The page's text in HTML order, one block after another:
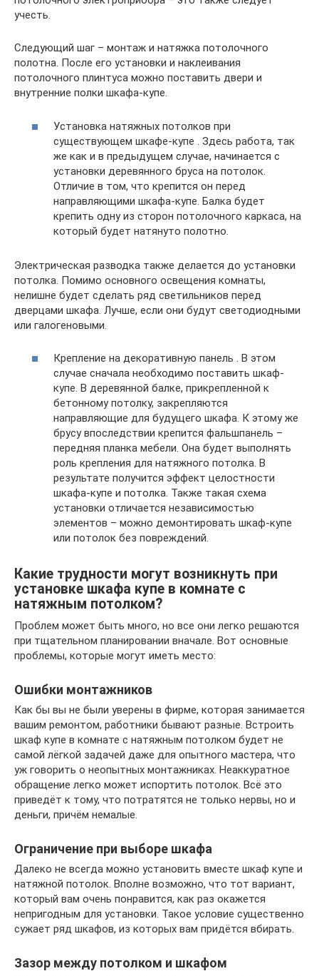
учесть.
Следующий шаг – монтаж и натяжка потолочного
полотна. После его установки и наклеивания
потолочного плинтуса можно поставить двери и
внутренние полки шкафа-купе.
Установка натяжных потолков при
существующем шкафе-купе . Здесь работа, так
же как и в предыдущем случае, начинается с
установки деревянного бруса на потолок.
Отличие в том, что крепится он перед
направляющими шкафа-купе. Балка будет
крепить одну из сторон потолочного каркаса, на
который будет натянуто полотно.
Электрическая разводка также делается до установки
потолка. Помимо основного освещения комнаты,
нелишне будет сделать ряд светильников перед
дверцами шкафа. Лучше, если они будут светодиодными
или галогеновыми.
Крепление на декоративную панель . В этом
случае сначала необходимо поставить шкаф-
купе. В деревянной балке, прикрепленной к
бетонному потолку, закрепляются
направляющие для будущего шкафа. К этому же
брусу впоследствии крепится фальшпанель –
передняя планка мебели. Она будет выполнять
роль крепления для натяжного потолка. В
результате получится эффект целостности
шкафа-купе и потолка. Также такая схема
установки отличается независимостью
элементов – можно демонтировать шкаф-купе
или потолок без повреждений.
Какие трудности могут возникнуть при
установке шкафа купе в комнате с
натяжным потолком?
Проблем может быть много, но все они легко решаются
при тщательном планировании вначале. Вот основные
проблемы, которые могут иметь место:
Ошибки монтажников
Как бы вы не были уверены в фирме, которая занимается
вашим ремонтом, работники бывают разные. Встроить
шкаф купе в комнате с натяжным потолком будет не
самой лёгкой задачей даже для опытного мастера, что
уж говорить о неопытных монтажниках. Неаккуратное
обращение легко может испортить потолок. Всё это
приведёт к тому, что потратятся не только нервы, но и
деньги, причём немалые.
Ограничение при выборе шкафа
Далеко не всегда можно установить вместе шкаф купе и
натяжной потолок. Вполне возможно, что тот вариант,
который вам очень понравится, как раз окажется
непригодным для установки. Такое условие существенно
сужает ряд шкафов, из которых вам придётся вбирать.
Зазор между потолком и шкафом